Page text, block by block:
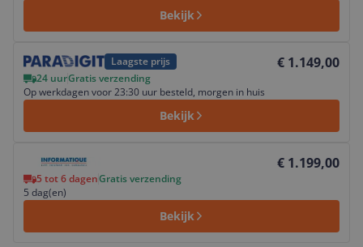
Bekijk
Laagste prijs € 1.149,00
24 uurGratis verzending
Op werkdagen voor 23:30 uur besteld, morgen in huis
Bekijk
Bekijk product
€ 1.199,00
5 tot 6 dagenGratis verzending
5 dag(en)
Bekijk